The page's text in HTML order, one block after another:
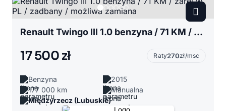
Renault Twingo III 1.0 benzyna / 71 KM / zarej w PL / zadbany / możliwa zamiana
17 500 zł Raty270zł/msc
Benzyna
2015
177 000 km
Manualna
Międzyrzecz (Lubuskie)